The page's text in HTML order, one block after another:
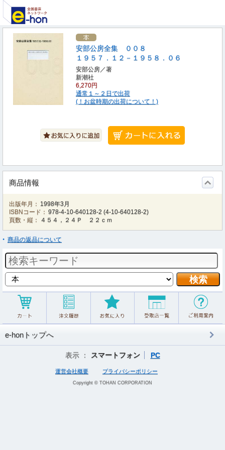
安部公房全集 ００８
１９５７．１２－１９５８．０６
安部公房／著
新潮社
6,270円
通常１～２日で出荷
(！お盆時期の出荷について！)
商品情報
出版年月： 1998年3月
ISBNコード： 978-4-10-640128-2 (4-10-640128-2)
頁数・縦：
４５４，２４Ｐ ２２ｃｍ
商品の返品について
e-honトップへ
表示 ： スマートフォン PC
運営会社概要 プライバシーポリシー
Copyright © TOHAN CORPORATION